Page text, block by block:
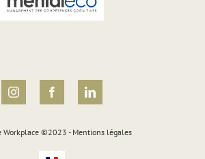
Workplace ©2023 - Mentions légales
Instagram Facebook